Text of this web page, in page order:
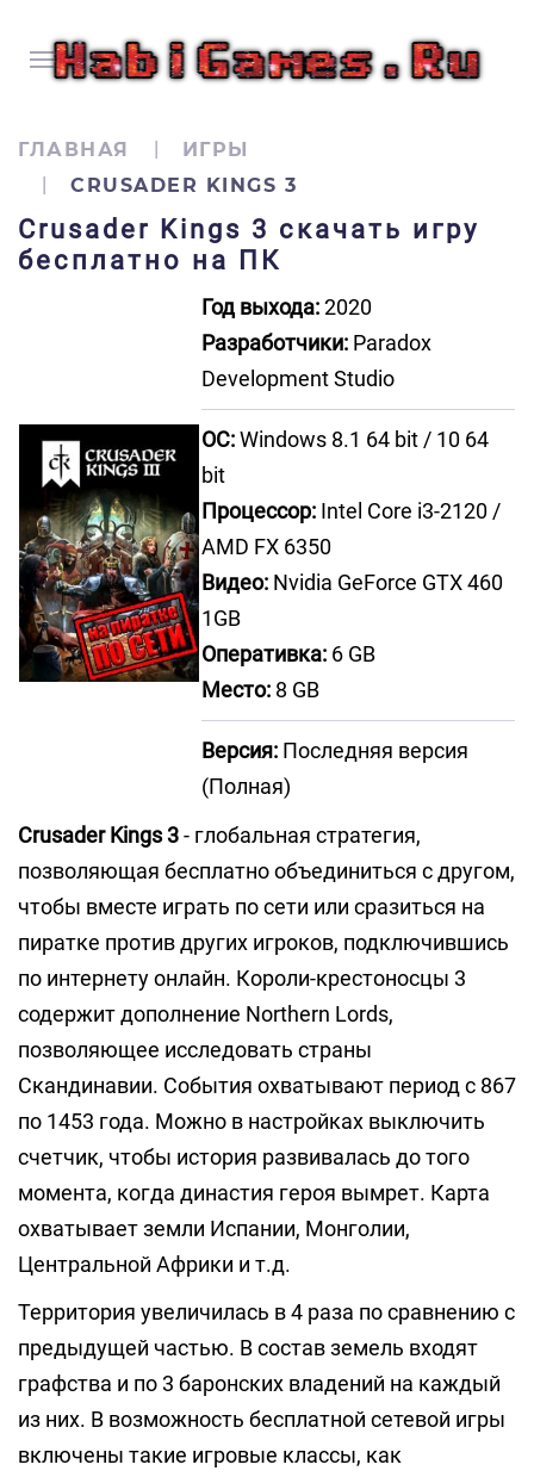
ГЛАВНАЯ
ИГРЫ
CRUSADER KINGS 3
Crusader Kings 3 скачать игру
бесплатно на ПК
Год выхода:2020
Разработчики: Paradox
Development Studio
ОС:Windows 8.1 64 bit / 10 64
bit
Процессор: Intel Core i3-2120 /
AMD FX 6350
Видео: Nvidia GeForce GTX 460
1GB
Оперативка: 6 GB
Место: 8 GB
Версия: Последняя версия
(Полная)
Crusader Kings 3- глобальная стратегия,
позволяющая бесплатно объединиться с другом,
чтобы вместе играть по сети или сразиться на
пиратке против других игроков, подключившись
по интернету онлайн. Короли-крестоносцы 3
содержит дополнение Northern Lords,
позволяющее исследовать страны
Скандинавии. События охватывают период с 867
по 1453 года. Можно в настройках выключить
счетчик, чтобы история развивалась до того
момента, когда династия героя вымрет. Карта
охватывает земли Испании, Монголии,
Центральной Африки и т.д.
Территория увеличилась в 4 раза по сравнению с
предыдущей частью. В состав земель входят
графства и по 3 баронских владений на каждый
из них. В возможность бесплатной сетевой игры
включены такие игровые классы, как